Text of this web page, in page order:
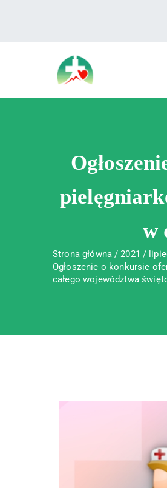
Wojewódzki
Wojewódzki
w
Strona główna 2021
Ogłoszenie o konkursie
całego województwa